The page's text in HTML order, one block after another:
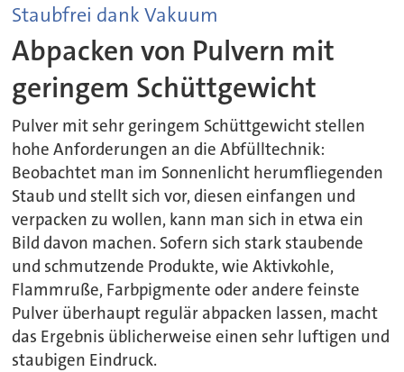
Staubfrei dank Vakuum
Abpacken von Pulvern mit
geringem Schüttgewicht
Pulver mit sehr geringem Schüttgewicht stellen
hohe Anforderungen an die Abfülltechnik:
Beobachtet man im Sonnenlicht herumfliegenden
Staub und stellt sich vor, diesen einfangen und
verpacken zu wollen, kann man sich in etwa ein
Bild davon machen. Sofern sich stark staubende
und schmutzende Produkte, wie Aktivkohle,
Flammruße, Farbpigmente oder andere feinste
Pulver überhaupt regulär abpacken lassen, macht
das Ergebnis üblicherweise einen sehr luftigen und
staubigen Eindruck.